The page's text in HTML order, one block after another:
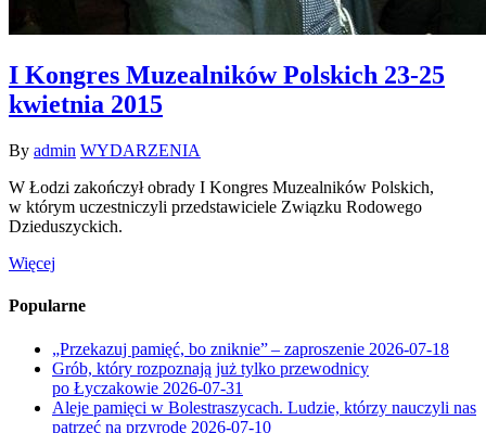
I Kongres Muzealników Polskich 23-25
kwietnia 2015
By admin WYDARZENIA
W Łodzi zakończył obrady I Kongres Muzealników Polskich,
w którym uczestniczyli przedstawiciele Związku Rodowego
Dzieduszyckich.
Więcej
Popularne
„Przekazuj pamięć, bo zniknie” – zaproszenie 2026-07-18
Grób, który rozpoznają już tylko przewodnicy
po Łyczakowie 2026-07-31
Aleje pamięci w Bolestraszycach. Ludzie, którzy nauczyli nas
patrzeć na przyrodę 2026-07-10